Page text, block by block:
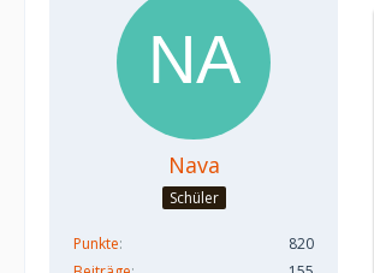
Nava
Schüler
Punkte
820